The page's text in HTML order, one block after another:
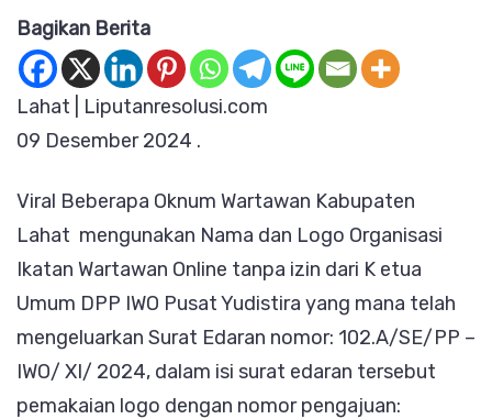
Logo
Tanpa
Izin
Bagikan Berita
Lahat | Liputanresolusi.com
09 Desember 2024 .
Viral Beberapa Oknum Wartawan Kabupaten
Lahat mengunakan Nama dan Logo Organisasi
Ikatan Wartawan Online tanpa izin dari K etua
Umum DPP IWO Pusat Yudistira yang mana telah
mengeluarkan Surat Edaran nomor: 102.A/SE/PP –
IWO/ XI/ 2024, dalam isi surat edaran tersebut
pemakaian logo dengan nomor pengajuan: